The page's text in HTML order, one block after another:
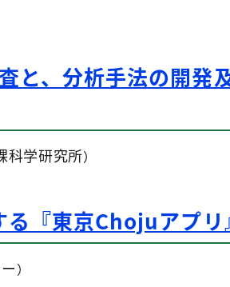
と、分析手法の開発
科学研究所）
る『東京Chojuアプ
）